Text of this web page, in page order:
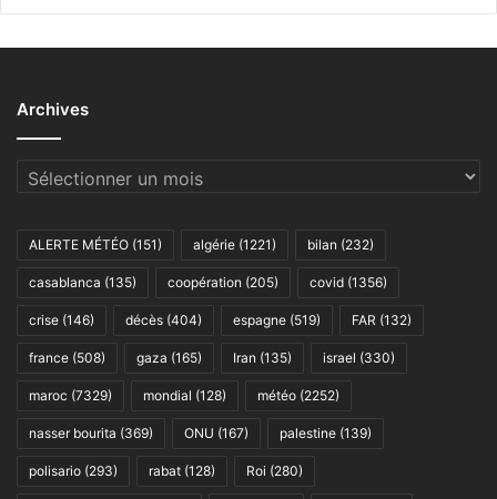
Archives
Archives
ALERTE MÉTÉO (151) algérie (1221) bilan (232)
casablanca (135) coopération (205) covid (1356)
crise (146) décès (404) espagne (519) FAR (132)
france (508) gaza (165) Iran (135) israel (330)
maroc (7329) mondial (128) météo (2252)
nasser bourita (369) ONU (167) palestine (139)
polisario (293) rabat (128) Roi (280)